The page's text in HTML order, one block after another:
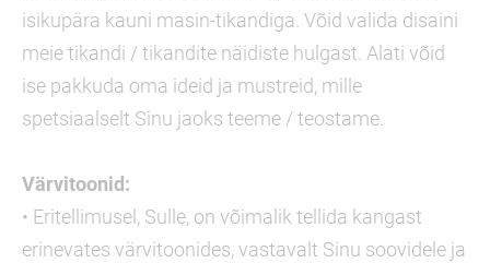
isikupära kauni masin-tikandiga. Võid valida disaini
meie tikandi / tikandite näidiste hulgast. Alati võid
ise pakkuda oma ideid ja mustreid, mille
spetsiaalselt Sinu jaoks teeme / teostame.
Värvitoonid:
• Eritellimusel, Sulle, on võimalik tellida kangast
erinevates värvitoonides, vastavalt Sinu soovidele ja